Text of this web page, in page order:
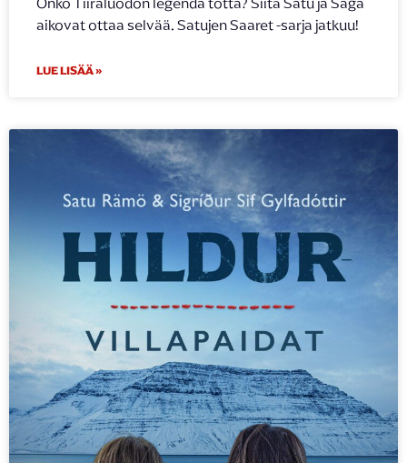
aikovat ottaa selvää. Satujen Saaret -sarja jatkuu!
LUE LISÄÄ »